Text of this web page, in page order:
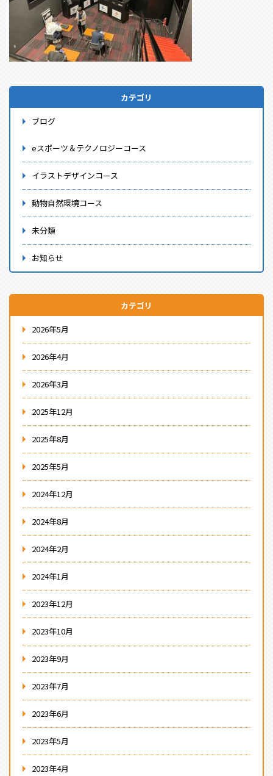
カテゴリ
ブログ
eスポーツ＆テクノロジーコース
イラストデザインコース
動物自然環境コース
未分類
お知らせ
カテゴリ
2026年5月
2026年4月
2026年3月
2025年12月
2025年8月
2025年5月
2024年12月
2024年8月
2024年2月
2024年1月
2023年12月
2023年10月
2023年9月
2023年7月
2023年6月
2023年5月
2023年4月